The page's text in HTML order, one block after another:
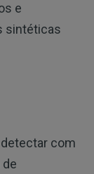
e
sintéticas
com